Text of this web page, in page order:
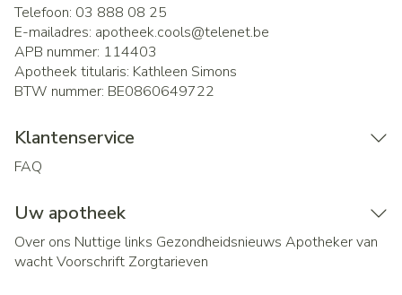
Telefoon: 03 888 08 25
E-mailadres: apotheek.cools@telenet.be
APB nummer: 114403
Apotheek titularis: Kathleen Simons
BTW nummer: BE0860649722
Klantenservice
FAQ
Uw apotheek
Over ons Nuttige links Gezondheidsnieuws Apotheker van
wachtVoorschrift Zorgtarieven